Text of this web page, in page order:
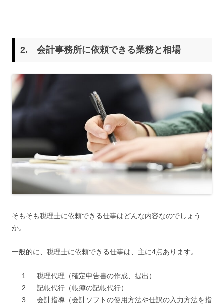
2. 会計事務所に依頼できる業務と相場
そもそも税理士に依頼できる仕事はどんな内容なのでしょう
か。
一般的に、税理士に依頼できる仕事は、主に4点あります。
税理代理（確定申告書の作成、提出）
記帳代行（帳簿の記帳代行）
会計指導（会計ソフトの使用方法や仕訳の入力方法を指